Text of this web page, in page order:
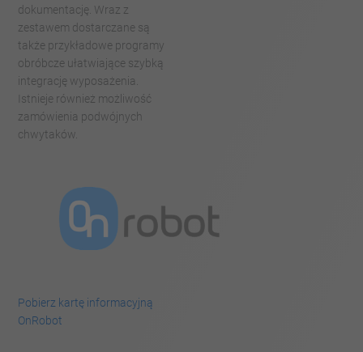
dokumentację. Wraz z
zestawem dostarczane są
także przykładowe programy
obróbcze ułatwiające szybką
integrację wyposażenia.
Istnieje również możliwość
zamówienia podwójnych
chwytaków.
Pobierz kartę informacyjną
OnRobot